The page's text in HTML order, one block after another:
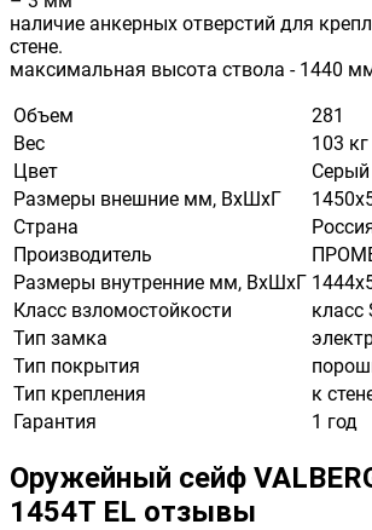
наличие анкерных отверстий для
стене.
максимальная высота ствола - 1440
Объем
281
Вес
103 кг
Цвет
Серый
Размеры внешние мм, ВхШхГ
Страна
Производитель
Размеры внутренние мм, ВхШхГ
Класс взломостойкости
класс
Тип замка
Тип покрытия
Тип крепления
к
Гарантия
1 год
Оружейный сейф
1454Т EL отзывы